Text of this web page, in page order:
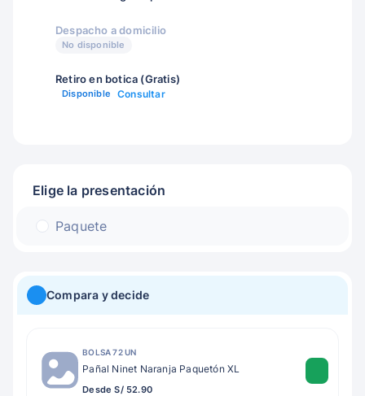
Despacho a domicilio
No disponible
Retiro en botica (Gratis)
Disponible Consultar
Elige la presentación
Paquete
Compara y decide
BOLSA 72 UN
Pañal Ninet Naranja Paquetón XL
Desde S/ 52.90